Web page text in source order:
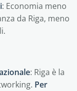
: Economia meno
da Riga, meno
: Riga è la
Per